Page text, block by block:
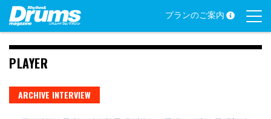
Skip
content
プランのご案内
PLAYER
ARCHIVE INTERVIEW